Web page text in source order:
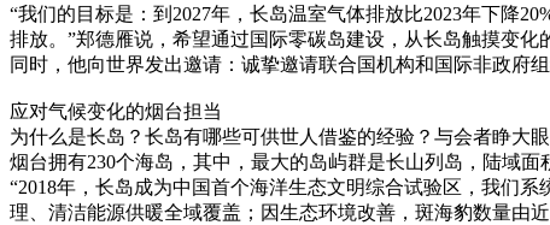
“我们的目标是：到2027年，长岛温室气体排放比2023年下降
排放。”郑德雁说，希望通过国际零碳岛建设，从长岛触摸变化
同时，他向世界发出邀请：诚挚邀请联合国机构和国际非政府
应对气候变化的烟台担当
为什么是长岛？长岛有哪些可供世人借鉴的经验？与会者睁大眼
烟台拥有230个海岛，其中，最大的岛屿群是长山列岛，陆域面
“2018年，长岛成为中国首个海洋生态文明综合试验区，我们
理、清洁能源供暖全域覆盖；因生态环境改善，斑海豹数量由